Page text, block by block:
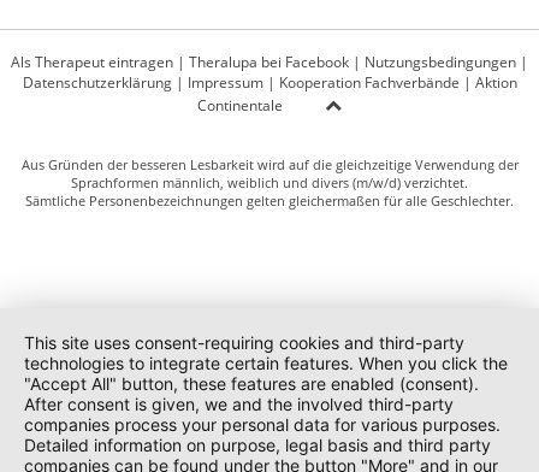
Als Therapeut eintragen | Theralupa bei Facebook | Nutzungsbedingungen |
Datenschutzerklärung| Impressum| Kooperation Fachverbände | Aktion
Continentale
Aus Gründen der besseren Lesbarkeit wird auf die gleichzeitige Verwendung der
Sprachformen männlich, weiblich und divers (m/w/d) verzichtet.
Sämtliche Personenbezeichnungen gelten gleichermaßen für alle Geschlechter.
This site uses consent-requiring cookies and third-party
technologies to integrate certain features. When you click the
"Accept All" button, these features are enabled (consent).
After consent is given, we and the involved third-party
companies process your personal data for various purposes.
Detailed information on purpose, legal basis and third party
companies can be found under the button "More" and in our